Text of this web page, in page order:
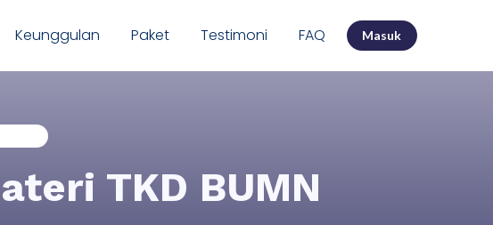
Keunggulan Paket Testimoni FAQ Masuk
TKD BUMN